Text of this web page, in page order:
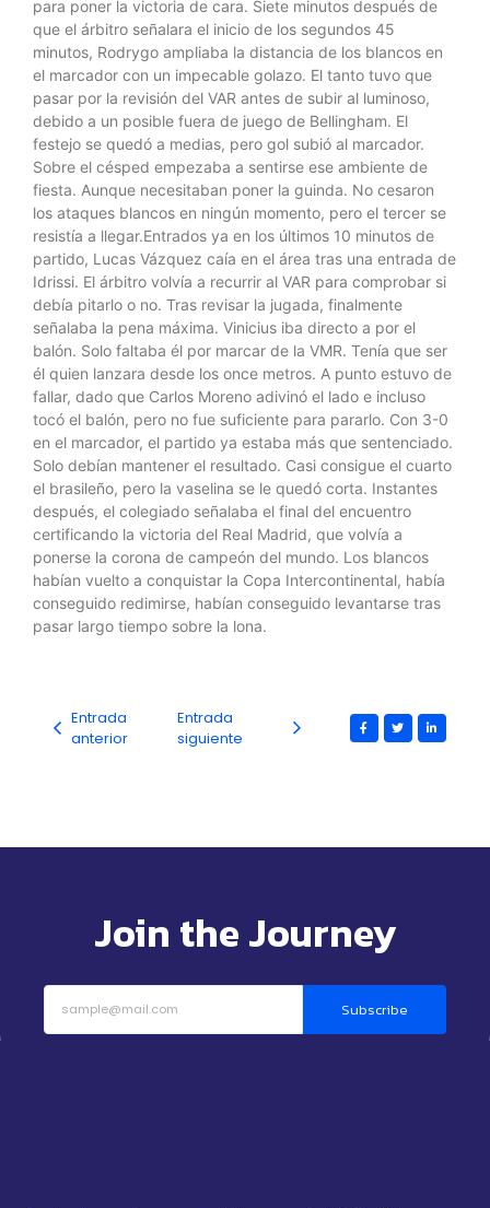
para poner la victoria de cara. Siete minutos después de
que el árbitro señalara el inicio de los segundos 45
minutos, Rodrygo ampliaba la distancia de los blancos en
el marcador con un impecable golazo. El tanto tuvo que
pasar por la revisión del VAR antes de subir al luminoso,
debido a un posible fuera de juego de Bellingham. El
festejo se quedó a medias, pero gol subió al marcador.
Sobre el césped empezaba a sentirse ese ambiente de
fiesta. Aunque necesitaban poner la guinda. No cesaron
los ataques blancos en ningún momento, pero el tercer se
resistía a llegar.Entrados ya en los últimos 10 minutos de
partido, Lucas Vázquez caía en el área tras una entrada de
Idrissi. El árbitro volvía a recurrir al VAR para comprobar si
debía pitarlo o no. Tras revisar la jugada, finalmente
señalaba la pena máxima. Vinicius iba directo a por el
balón. Solo faltaba él por marcar de la VMR. Tenía que ser
él quien lanzara desde los once metros. A punto estuvo de
fallar, dado que Carlos Moreno adivinó el lado e incluso
tocó el balón, pero no fue suficiente para pararlo. Con 3-0
en el marcador, el partido ya estaba más que sentenciado.
Solo debían mantener el resultado. Casi consigue el cuarto
el brasileño, pero la vaselina se le quedó corta. Instantes
después, el colegiado señalaba el final del encuentro
certificando la victoria del Real Madrid, que volvía a
ponerse la corona de campeón del mundo. Los blancos
habían vuelto a conquistar la Copa Intercontinental, había
conseguido redimirse, habían conseguido levantarse tras
pasar largo tiempo sobre la lona.
Entrada
anterior
Entrada
siguiente
Join the Journey
Subscribe